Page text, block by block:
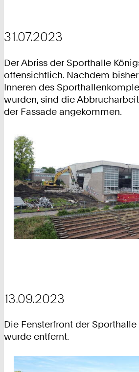
31.07.2023
Der Abriss der Sporthalle
offensichtlich. Nachdem
Inneren des
wurden, sind die
der Fassade angekommen.
13.09.2023
Die Fensterfront der
wurde entfernt.